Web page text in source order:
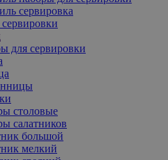
сервировка
для сервировки
столовые
салатников
большой
мелкий